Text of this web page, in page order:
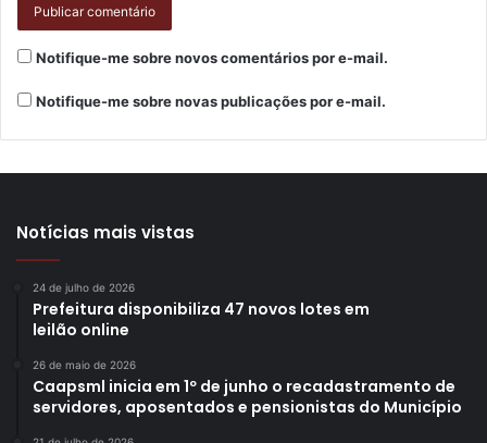
Notifique-me sobre novos comentários por e-mail.
Notifique-me sobre novas publicações por e-mail.
Notícias mais vistas
24 de julho de 2026
Prefeitura disponibiliza 47 novos lotes em
leilão online
26 de maio de 2026
Caapsml inicia em 1º de junho o recadastramento de
servidores, aposentados e pensionistas do Município